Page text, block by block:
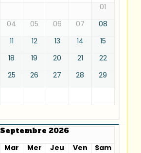
01
04 05 06 07
08
11 12 13 14
15
18 19 20 21
22
25 26 27 28
29
Septembre 2026
Mar Mer Jeu Ven
Sam